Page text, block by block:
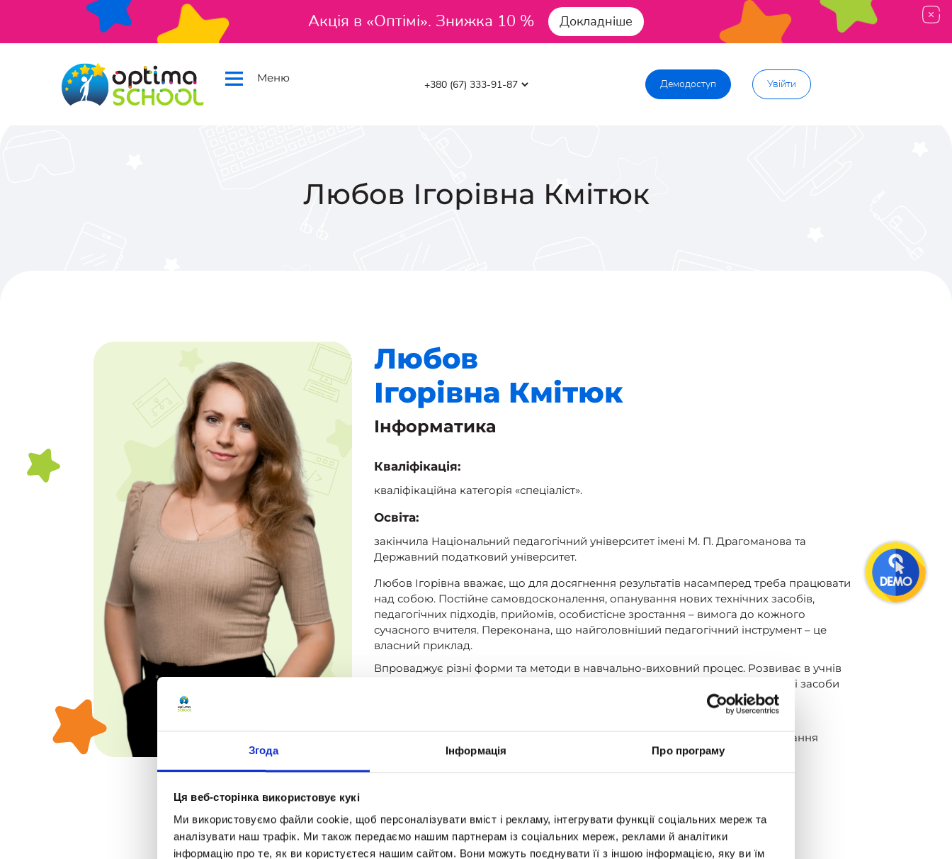
Згода Інформація Про програму
Ця веб-сторінка використовує кукі
Ми використовуємо файли cookie, щоб персоналізувати вміст і рекламу, інтегрувати функції соціальних мереж та
аналізувати наш трафік. Ми також передаємо нашим партнерам із соціальних мереж, реклами й аналітики
інформацію про те, як ви користуєтеся нашим сайтом. Вони можуть поєднувати її з іншою інформацією, яку ви їм
Акція в «Оптімі». Знижка 10 % Докладніше
Меню Демодоступ Увійти
Любов Ігорівна Кмітюк
Любов
Ігорівна Кмітюк
Інформатика
Кваліфікація:
кваліфікаційна категорія «спеціаліст».
Освіта:
закінчила Національний педагогічний університет імені М. П. Драгоманова та
Державний податковий університет.
Любов Ігорівна вважає, що для досягнення результатів насамперед треба працювати
над собою. Постійне самовдосконалення, опанування нових технічних засобів,
педагогічних підходів, прийомів, особистісне зростання – вимога до кожного
сучасного вчителя. Переконана, що найголовніший педагогічний інструмент – це
власний приклад.
Впроваджує різні форми та методи в навчально-виховний процес. Розвиває в учнів
уміння самостійно опановувати та раціонально використовувати програмні засоби
найважливішими аспектами роботи вчителя. Такий підхід до процесу навчання
створює умови для розвитку пізнавальної активності, самовираження та
самовдосконалення учнів.